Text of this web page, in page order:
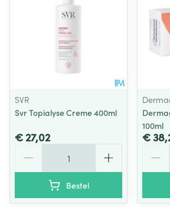
SVR
Svr Topialyse Creme 400ml
€ 27,02
Bestel
100ml
€